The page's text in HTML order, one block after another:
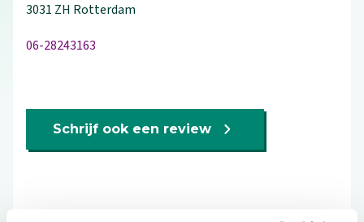
3031 ZH Rotterdam
06-28243163
Schrijf ook een review